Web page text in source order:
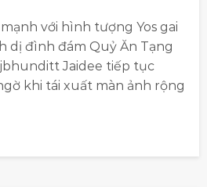
với hình tượng Yos gai
dị đình đám Quỷ Ăn Tạng
Jaidee tiếp tục
khi tái xuất màn ảnh rộng